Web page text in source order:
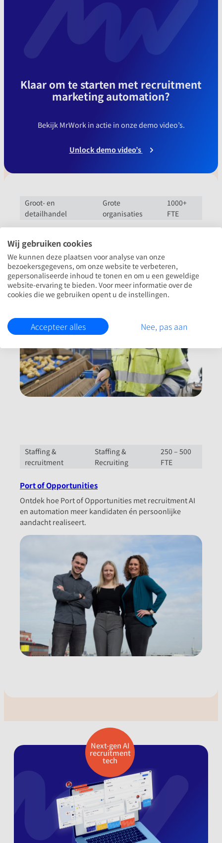
Klaar om te starten met recruitment
marketing automation?
Bekijk MrWork in actie in onze demo video’s.
Unlock demo video’s
Groot- en
detailhandel
Grote
organisaties
1000+
FTE
De techniek van MrWork helpt Aviko bij de werving van
latente doelgroepen binnen Nederland & België.
Staffing &
recruitment
Staffing &
Recruiting
250 – 500
FTE
Port of Opportunities
Ontdek hoe Port of Opportunities met recruitment AI
en automation meer kandidaten én persoonlijke
aandacht realiseert.
Next-gen AI
recruitment
tech
Wij gebruiken cookies
We kunnen deze plaatsen voor analyse van onze
bezoekersgegevens, om onze website te verbeteren,
gepersonaliseerde inhoud te tonen en om u een geweldige
website-ervaring te bieden. Voor meer informatie over de
cookies die we gebruiken opent u de instellingen.
Accepteer alles Nee, pas aan